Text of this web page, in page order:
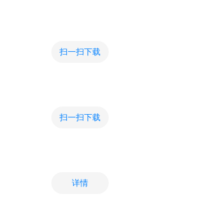
扫一扫下载
扫一扫下载
详情